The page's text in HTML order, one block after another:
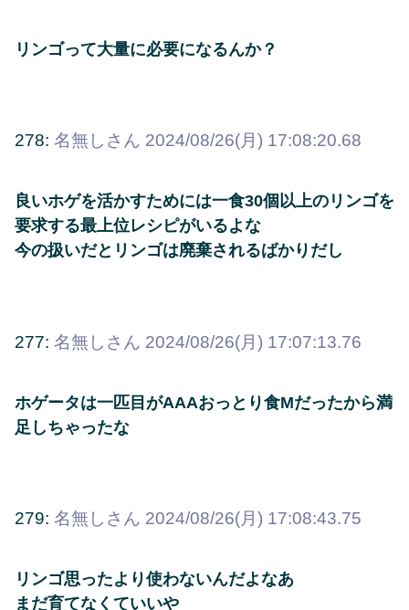
リンゴって大量に必要になるんか？
278: 名無しさん 2024/08/26(月) 17:08:20.68
良いホゲを活かすためには一食30個以上のリンゴを
要求する最上位レシピがいるよな
今の扱いだとリンゴは廃棄されるばかりだし
277: 名無しさん 2024/08/26(月) 17:07:13.76
ホゲータは一匹目がAAAおっとり食Mだったから満
足しちゃったな
279: 名無しさん 2024/08/26(月) 17:08:43.75
リンゴ思ったより使わないんだよなあ
まだ育てなくていいや